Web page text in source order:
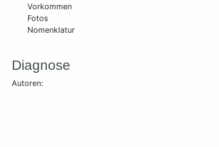
Vorkommen
Fotos
Nomenklatur
Diagnose
Autoren: